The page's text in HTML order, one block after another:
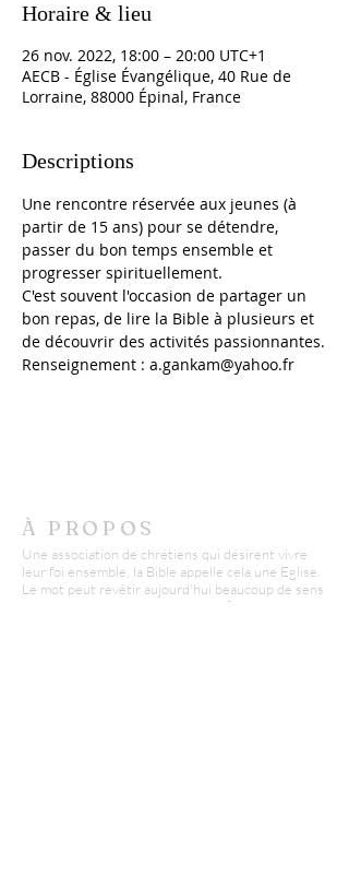
Horaire & lieu
26 nov. 2022, 18:00 – 20:00 UTC+1
AECB - Église Évangélique, 40 Rue de
Lorraine, 88000 Épinal, France
Descriptions
Une rencontre réservée aux jeunes (à
partir de 15 ans) pour se détendre,
passer du bon temps ensemble et
progresser spirituellement.
C'est souvent l'occasion de partager un
bon repas, de lire la Bible à plusieurs et
de découvrir des activités passionnantes.
Renseignement : a.gankam@yahoo.fr
À PROPOS
Une association de chrétiens qui désirent vivre
leur foi ensemble, la Bible appelle cela une Eglise.
Le mot peut revêtir aujourd'hui beaucoup de sens
et parfois même susciter de la méfiance.